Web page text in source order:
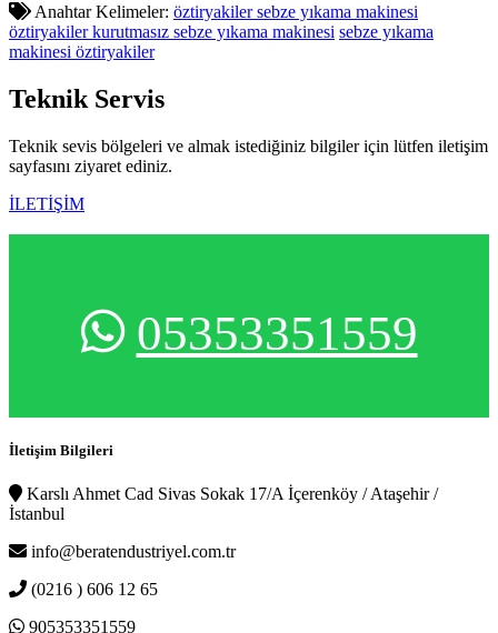
Anahtar Kelimeler: öztiryakiler sebze yıkama makinesi
öztiryakiler kurutmasız sebze yıkama makinesi sebze yıkama
makinesi öztiryakiler
Teknik Servis
Teknik sevis bölgeleri ve almak istediğiniz bilgiler için lütfen iletişim
sayfasını ziyaret ediniz.
İLETİŞİM
05353351559
İletişim Bilgileri
Karslı Ahmet Cad Sivas Sokak 17/A İçerenköy / Ataşehir /
İstanbul
info@beratendustriyel.com.tr
(0216 ) 606 12 65
905353351559